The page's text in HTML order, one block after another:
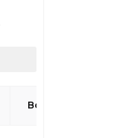
Вопрос-ответ